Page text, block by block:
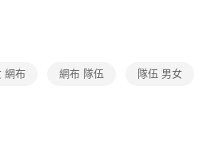
技股份有限公司提供之「AFTEE先享後付」服
必要範圍內提供個人資料，並將交易相關給付
網布 網布 隊伍 隊伍 男女